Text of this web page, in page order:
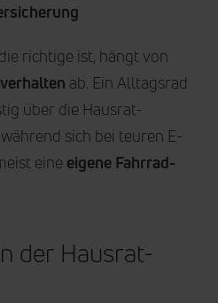
richtige ist, hängt von
ab. Ein Alltagsrad
über die Hausrat-
sich bei teuren E-
eine eigene Fahrrad-
der Hausrat-